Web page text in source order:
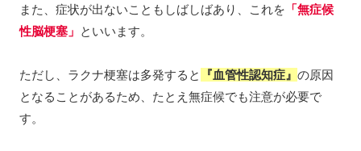
また、症状が出ないこともしばしばあり、これを 「無症候
性脳梗塞」 といいます。
ただし、ラクナ梗塞は多発すると 『血管性認知症』 の原因
となることがあるため、たとえ無症候でも注意が必要で
す。